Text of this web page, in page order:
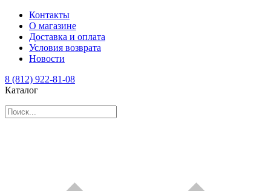
Контакты
О магазине
Доставка и оплата
Условия возврата
Новости
8 (812) 922-81-08
Каталог